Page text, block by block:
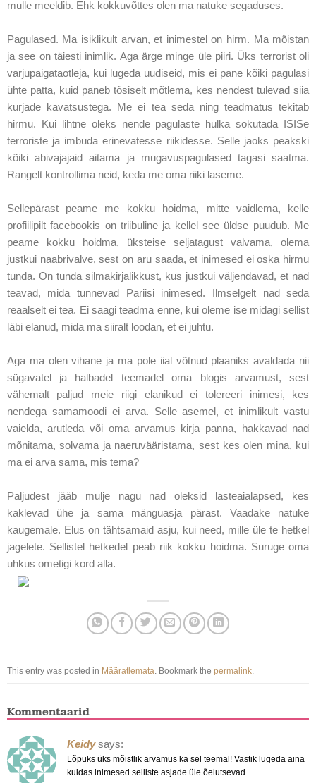
mulle meeldib. Ehk kokkuvõttes olen ma natuke segaduses.
Pagulased. Ma isiklikult arvan, et inimestel on hirm. Ma mõistan
ja see on täiesti inimlik. Aga ärge minge üle piiri. Üks terrorist oli
varjupaigataotleja, kui lugeda uudiseid, mis ei pane kõiki pagulasi
ühte patta, kuid paneb tõsiselt mõtlema, kes nendest tulevad siia
kurjade kavatsustega. Me ei tea seda ning teadmatus tekitab
hirmu. Kui lihtne oleks nende pagulaste hulka sokutada ISISe
terroriste ja imbuda erinevatesse riikidesse. Selle jaoks peakski
kõiki abivajajaid aitama ja mugavuspagulased tagasi saatma.
Rangelt kontrollima neid, keda me oma riiki laseme.
Sellepärast peame me kokku hoidma, mitte vaidlema, kelle
profiilipilt facebookis on triibuline ja kellel see üldse puudub. Me
peame kokku hoidma, üksteise seljatagust valvama, olema
justkui naabrivalve, sest on aru saada, et inimesed ei oska hirmu
tunda. On tunda silmakirjalikkust, kus justkui väljendavad, et nad
teavad, mida tunnevad Pariisi inimesed. Ilmselgelt nad seda
reaalselt ei tea. Ei saagi teadma enne, kui oleme ise midagi sellist
läbi elanud, mida ma siiralt loodan, et ei juhtu.
Aga ma olen vihane ja ma pole iial võtnud plaaniks avaldada nii
sügavatel ja halbadel teemadel oma blogis arvamust, sest
vähemalt paljud meie riigi elanikud ei tolereeri inimesi, kes
nendega samamoodi ei arva. Selle asemel, et inimlikult vastu
vaielda, arutleda või oma arvamus kirja panna, hakkavad nad
mõnitama, solvama ja naeruvääristama, sest kes olen mina, kui
ma ei arva sama, mis tema?
Paljudest jääb mulje nagu nad oleksid lasteaialapsed, kes
kaklevad ühe ja sama mänguasja pärast. Vaadake natuke
kaugemale. Elus on tähtsamaid asju, kui need, mille üle te hetkel
jagelete. Sellistel hetkedel peab riik kokku hoidma. Suruge oma
uhkus ometigi kord alla.
This entry was posted in Määratlemata . Bookmark the permalink.
Kommentaarid
Keidy says:
Lõpuks üks mõistlik arvamus ka sel teemal! Vastik lugeda aina
kuidas inimesed selliste asjade üle õelutsevad.